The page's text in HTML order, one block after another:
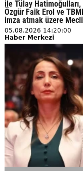
ile Tülay
Özgür Faik Erol ve
imza atmak üzere
05.08.2026 14:20:00
Haber Merkezi